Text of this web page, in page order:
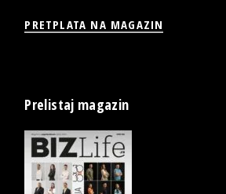
PRETPLATA NA MAGAZIN
Prelistaj magazin